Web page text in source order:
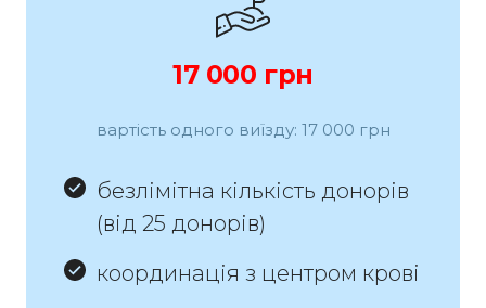
17 000 грн
вартість одного виїзду: 17 000 грн
безлімітна кількість донорів
(від 25 донорів)
координація з центром крові